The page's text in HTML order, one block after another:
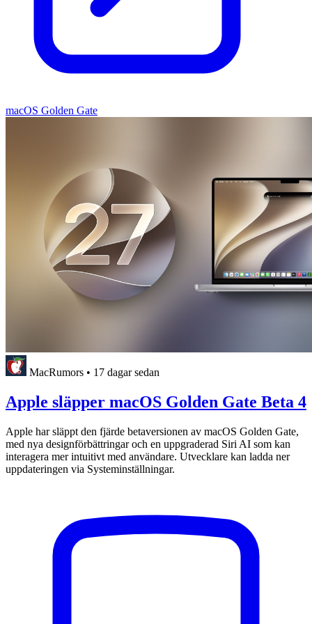
macOS Golden Gate
MacRumors • 17 dagar sedan
Apple släpper macOS Golden Gate Beta 4
Apple har släppt den fjärde betaversionen av macOS Golden Gate,
med nya designförbättringar och en uppgraderad Siri AI som kan
interagera mer intuitivt med användare. Utvecklare kan ladda ner
uppdateringen via Systeminställningar.